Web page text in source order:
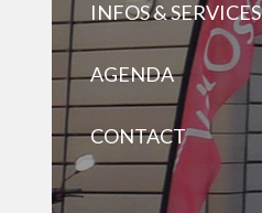
INFOS & SERVICES
AGENDA
CONTACT